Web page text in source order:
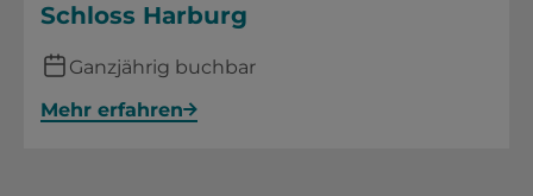
Schloss Harburg
Ganzjährig buchbar
Mehr erfahren